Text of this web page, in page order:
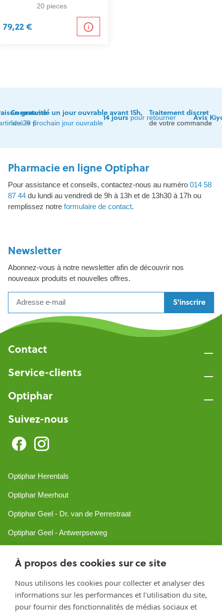
À propos des cookies sur ce site
Nous utilisons les cookies pour collecter et analyser des
informations sur les performances et l'utilisation du site,
pour fournir des fonctionnalités de médias sociaux et
5165
20 pieces
79,22 €
gratuite
de 29 €
Commandé un jour ouvrable avant 15h,
livré le prochain jour ouvrable
14 jourspour retourner
Traitement discret
de votre commande
Avis
Pharmacie en ligne Optiphar
Pour assistance et conseils, contactez-nous au numéro 014 58
87 44 du lundi au vendredi de 9h à 13h et de 13h30 à 17h ou
remplissez notre formulaire de contact.
Newsletter
Abonnez-vous à notre newsletter afin de découvrir nos
nouveaux produits et nouvelles offres.
S'inscrire
Contact
Service-clients
Optiphar
Suivez-nous
Optiphar Herentals
Optiphar Meerhout
Optiphar Geel - Dr. van de Perrestraat
Optiphar Geel - Antwerpseweg
Optiphar Mol
Créé avec Shopware